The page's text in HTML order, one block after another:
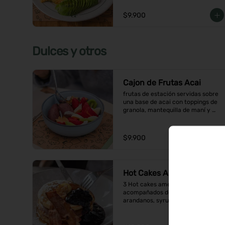
$9.900
Dulces y otros
Cajon de Frutas Acai
frutas de estación servidas sobre
una base de acai con toppings de
granola, mantequilla de maní y
$9.900
Hot Cakes Americanos
3 Hot cakes americanos
acompañados de una compota de
arandanos, syrup, mantequilla y